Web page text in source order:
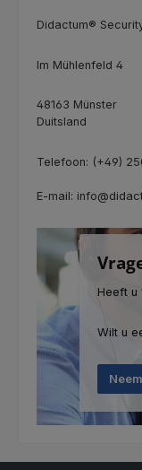
Didactum®
Im Mühlenfeld 4
48163 Münster
Duitsland
Telefoon: (+49)
E-mail:
Heeft u
Wilt u